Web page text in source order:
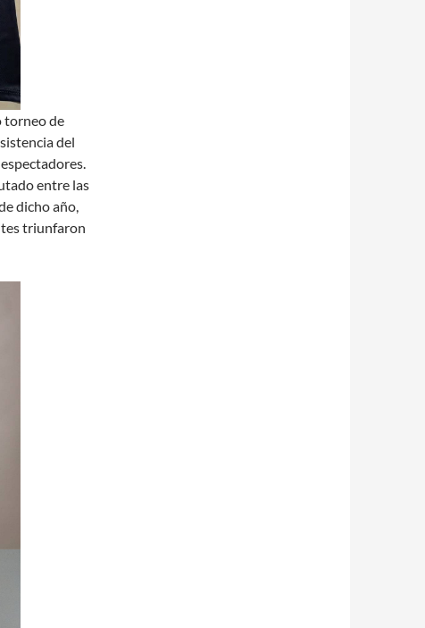
torneo de
del
entre las
dicho año,
triunfaron